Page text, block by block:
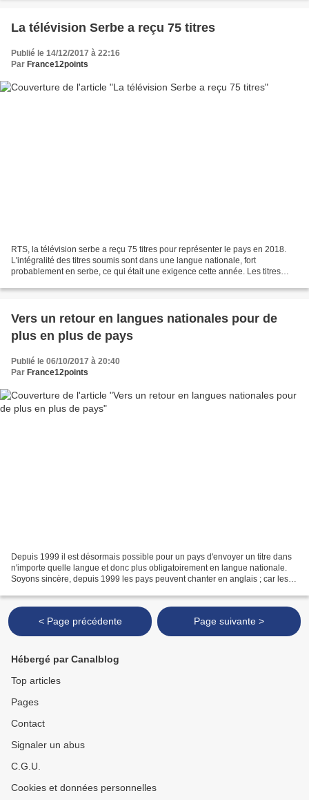
La télévision Serbe a reçu 75 titres
Publié le 14/12/2017 à 22:16
Par France12points
RTS, la télévision serbe a reçu 75 titres pour représenter le pays en 2018.
L'intégralité des titres soumis sont dans une langue nationale, fort
probablement en serbe, ce qui était une exigence cette année. Les titres
Vers un retour en langues nationales pour de
plus en plus de pays
Publié le 06/10/2017 à 20:40
Par France12points
Depuis 1999 il est désormais possible pour un pays d'envoyer un titre dans
n'importe quelle langue et donc plus obligatoirement en langue nationale.
Soyons sincère, depuis 1999 les pays peuvent chanter en anglais ; car les
< Page précédente Page suivante >
Hébergé par Canalblog
Top articles
Pages
Contact
Signaler un abus
C.G.U.
Cookies et données personnelles